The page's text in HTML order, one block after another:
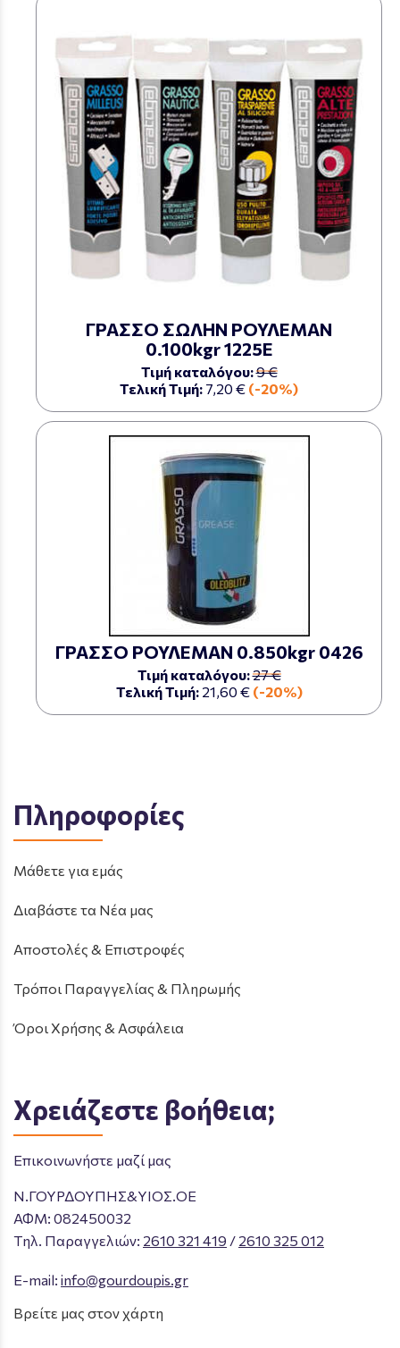
ΓΡΑΣΣΟ ΣΩΛΗΝ ΡΟΥΛΕΜΑΝ
0.100kgr 1225Ε
Τιμή καταλόγου:9 €
Τελική Τιμή: 7,20 € (-20%)
ΓΡΑΣΣΟ ΡΟΥΛΕΜΑΝ 0.850kgr 0426
Τιμή καταλόγου:27 €
Τελική Τιμή: 21,60 € (-20%)
Πληροφορίες
Μάθετε για εμάς
Διαβάστε τα Νέα μας
Αποστολές & Επιστροφές
Τρόποι Παραγγελίας & Πληρωμής
Όροι Χρήσης & Ασφάλεια
Χρειάζεστε βοήθεια;
Επικοινωνήστε μαζί μας
Ν.ΓΟΥΡΔΟΥΠΗΣ&ΥΙΟΣ.ΟΕ
ΑΦΜ: 082450032
Tηλ. Παραγγελιών: 2610 321 419 / 2610 325 012
E-mail: info@gourdoupis.gr
Βρείτε μας στον χάρτη